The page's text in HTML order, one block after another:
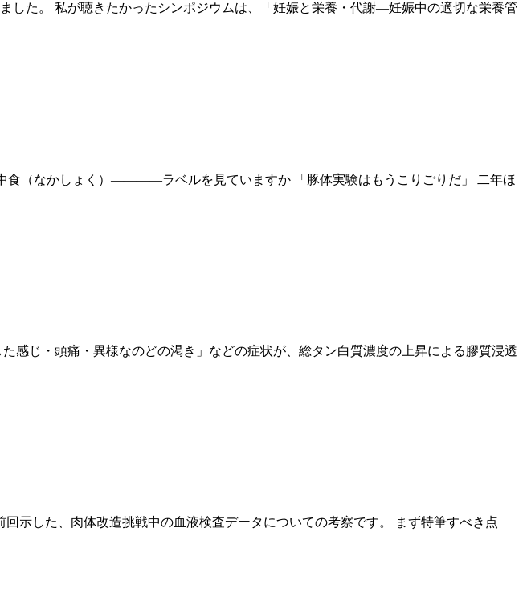
した。 私が聴きたかったシンポジウムは、「妊娠と栄養・代謝―妊娠中の適切な栄養管
食（なかしょく）――――ラベルを見ていますか 「豚体実験はもうこりごりだ」 二年ほ
感じ・頭痛・異様なのどの渇き」などの症状が、総タン白質濃度の上昇による膠質浸透
示した、肉体改造挑戦中の血液検査データについての考察です。 まず特筆すべき点